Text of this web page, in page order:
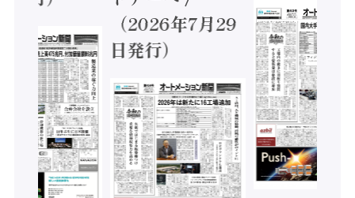
（2026年7月29
日発行）